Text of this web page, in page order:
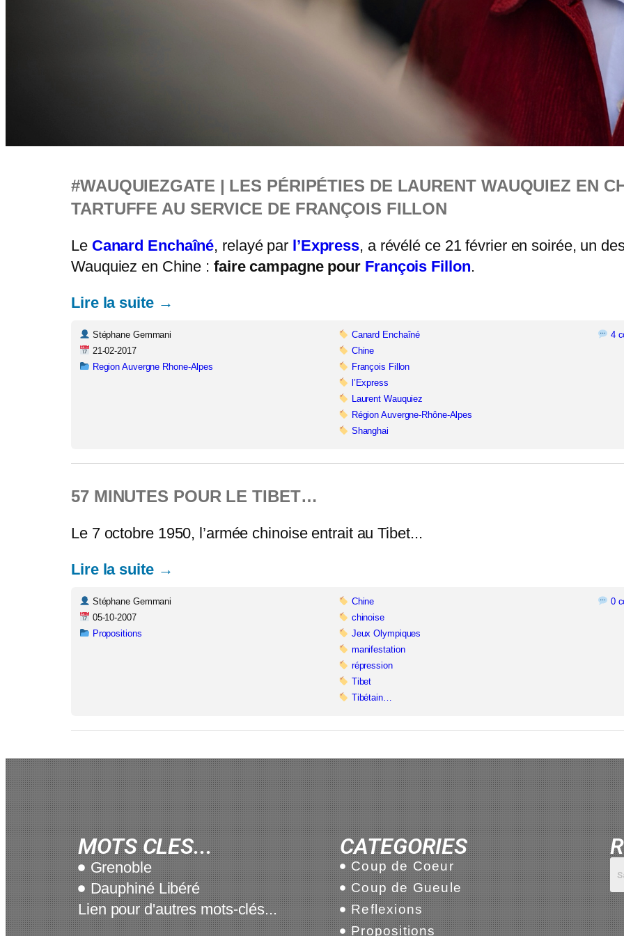
#WAUQUIEZGATE | LES PÉRIPÉTIES DE LAURENT WAUQUIEZ EN
TARTUFFE AU SERVICE DE FRANÇOIS FILLON
Le Canard Enchaîné, relayé par l’Express, a révélé ce 21 février en soirée, un
Wauquiez en Chine : faire campagne pour François Fillon.
Lire la suite →
Stéphane Gemmani
21-02-2017
Region Auvergne Rhone-Alpes
Canard Enchaîné
Chine
François Fillon
l’Express
Laurent Wauquiez
Région Auvergne-Rhône-Alpes
Shanghai
4
57 MINUTES POUR LE TIBET…
Le 7 octobre 1950, l’armée chinoise entrait au Tibet...
Lire la suite →
Stéphane Gemmani
05-10-2007
Propositions
Chine
chinoise
Jeux Olympiques
manifestation
répression
Tibet
Tibétain…
0
MOTS CLES...
Grenoble
Dauphiné Libéré
Lien pour d'autres mots-clés...
CATEGORIES
Coup de Coeur
Coup de Gueule
Reflexions
Propositions